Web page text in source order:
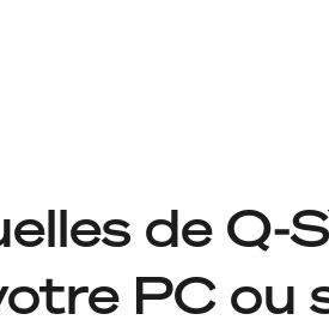
de Q-
PC ou